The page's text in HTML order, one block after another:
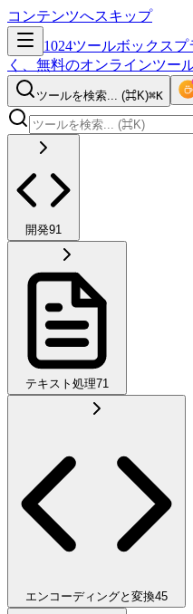
コンテンツへスキップ
1024ツールボックスプ
く、無料のオンラインツー
ツールを検索... (⌘K)⌘K
開発91
テキスト処理71
エンコーディングと変換45